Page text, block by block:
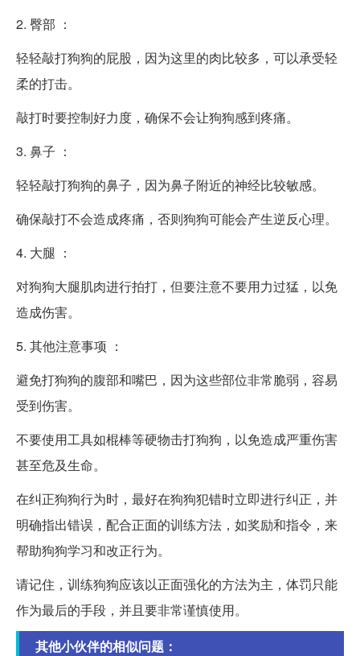
2. 臀部 ：
轻轻敲打狗狗的屁股，因为这里的肉比较多，可以承受轻
柔的打击。
敲打时要控制好力度，确保不会让狗狗感到疼痛。
3. 鼻子 ：
轻轻敲打狗狗的鼻子，因为鼻子附近的神经比较敏感。
确保敲打不会造成疼痛，否则狗狗可能会产生逆反心理。
4. 大腿 ：
对狗狗大腿肌肉进行拍打，但要注意不要用力过猛，以免
造成伤害。
5. 其他注意事项 ：
避免打狗狗的腹部和嘴巴，因为这些部位非常脆弱，容易
受到伤害。
不要使用工具如棍棒等硬物击打狗狗，以免造成严重伤害
甚至危及生命。
在纠正狗狗行为时，最好在狗狗犯错时立即进行纠正，并
明确指出错误，配合正面的训练方法，如奖励和指令，来
帮助狗狗学习和改正行为。
请记住，训练狗狗应该以正面强化的方法为主，体罚只能
作为最后的手段，并且要非常谨慎使用。
其他小伙伴的相似问题：